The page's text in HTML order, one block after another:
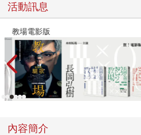
活動訊息
教場電影版
內容簡介